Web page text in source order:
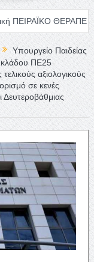
ΘΕΡΑΠΕΥΤΗΡΙΟ Α.
Υπουργείο Παιδείας
ΠΕ25
αξιολογικούς
σε κενές
Δευτεροβάθμιας